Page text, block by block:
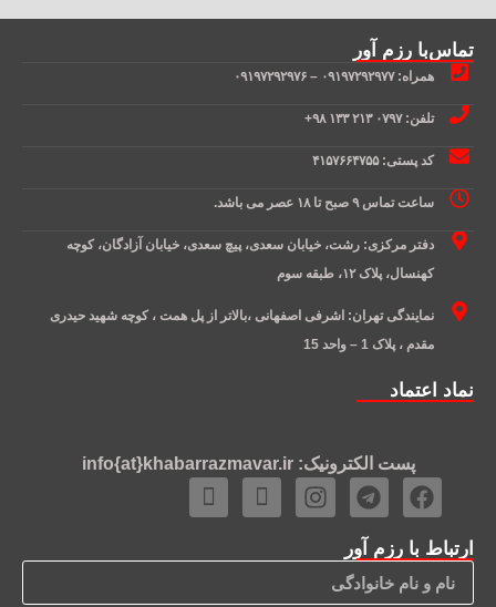
تماس‌با رزم آور
همراه: ۰۹۱۹۷۲۹۲۹۷۷ – ۰۹۱۹۷۲۹۲۹۷۶
تلفن: ۰۷۹۷ ۲۱۳ ۱۳۳ ۹۸+
کد پستی: ۴۱۵۷۶۶۴۷۵۵
ساعت تماس ۹ صبح تا ۱۸ عصر می باشد.
دفتر مرکزی: رشت، خیابان سعدی، پیچ سعدی، خیابان آزادگان، کوچه
کهنسال، پلاک ۱۲، طبقه سوم
نمایندگی تهران: اشرفی اصفهانی ،بالاتر از پل همت ، کوچه شهید حیدری
مقدم ، پلاک 1 – واحد 15
پست الکترونیک: info{at}khabarrazmavar.ir
نماد اعتماد
ارتباط با رزم آور